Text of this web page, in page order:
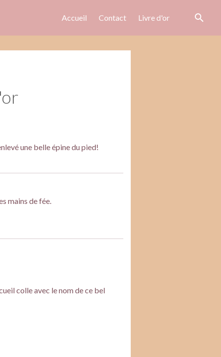
Accueil Contact Livre d'or
une belle épine du pied!
mains de fée.
colle avec le nom de ce bel